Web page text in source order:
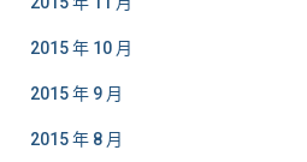
2015 年 10 月
2015 年 9 月
2015 年 8 月